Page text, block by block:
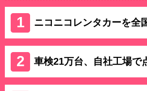
ニコニコレンタカーを全
車検21万台、自社工場で